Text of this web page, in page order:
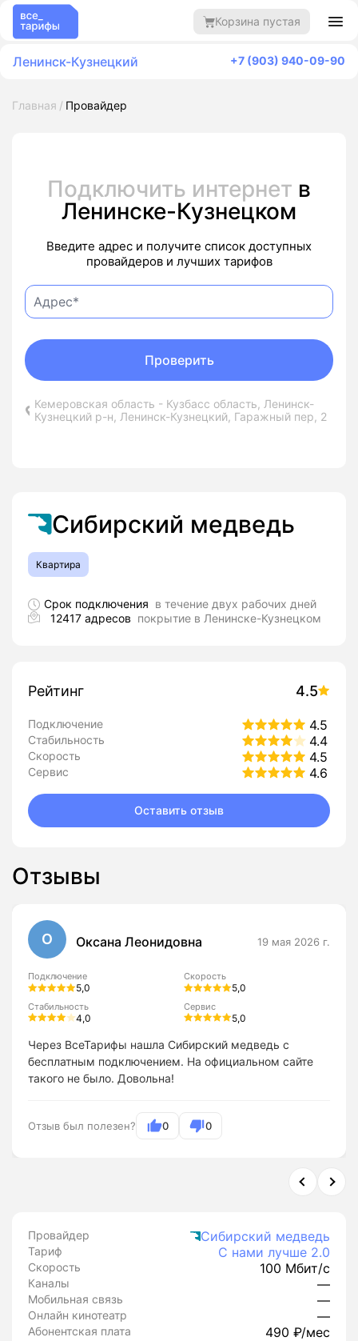
Корзина пустая
Ленинск-Кузнецкий +7 (903) 940-09-90
Главная Провайдер
Подключить интернет в
Ленинске-Кузнецком
Введите адрес и получите список доступных
провайдеров и лучших тарифов
Кемеровская область - Кузбасс область, Ленинск-
Кузнецкий р-н, Ленинск-Кузнецкий, Гаражный пер, 2
Проверить
Сибирский медведь
Квартира
Срок подключения в течение двух рабочих дней
12417 адресов покрытие в Ленинске-Кузнецком
Рейтинг 4.5
Подключение 4.5
Стабильность 4.4
Скорость 4.5
Сервис 4.6
Оставить отзыв
Отзывы
О Оксана Леонидовна 19 мая 2026 г.
Подключение
5,0
Скорость
5,0
Стабильность
4,0
Сервис
5,0
Через ВсеТарифы нашла Сибирский медведь с
бесплатным подключением. На официальном сайте
такого не было. Довольна!
Отзыв был полезен? 0 0
Провайдер Сибирский медведь
Тариф С нами лучше 2.0
Скорость 100 Мбит/с
Каналы —
Мобильная связь —
Онлайн кинотеатр —
Абонентская плата 490 ₽/мес